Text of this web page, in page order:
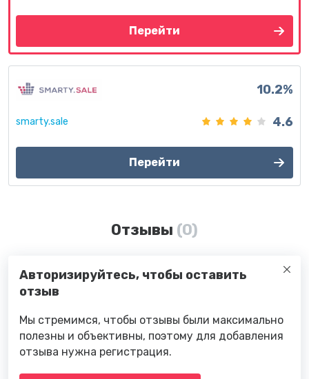
Перейти
smarty.sale
10.2%
4.6
Перейти
Отзывы (0)
Авторизируйтесь, чтобы оставить
отзыв
Мы стремимся, чтобы отзывы были максимально
полезны и объективны, поэтому для добавления
отзыва нужна регистрация.